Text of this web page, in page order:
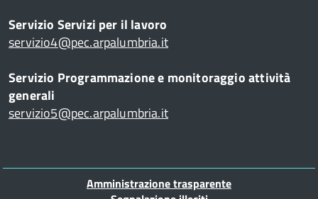
Servizio Servizi per il lavoro
servizio4@pec.arpalumbria.it
Servizio Programmazione e monitoraggio attività
generali
servizio5@pec.arpalumbria.it
Amministrazione trasparente